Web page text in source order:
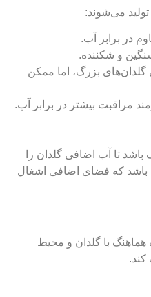
می‌شوند:
در برابر آب.
و شکننده.
بزرگ، اما ممکن
مراقبت بیشتر در برابر آب.
باشد تا آب اضافی گلدان را
باشد که فضای اضافی اشغال
هماهنگ با گلدان و محیط
کند.